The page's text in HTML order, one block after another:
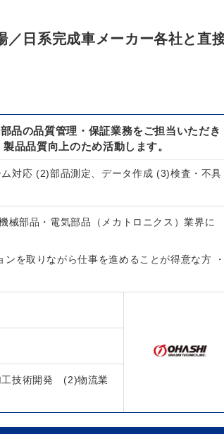
／日系完成車メーカー各社と直
品の品質管理・保証業務をご担当いただき
品品質向上のため活動します。
対応 (2)部品測定、データ作成 (3)検査・不具
械部品・電気部品（メカトロニクス）業界に
ンを取りながら仕事を進めることが得意な方
工技術開発 (2)物流業